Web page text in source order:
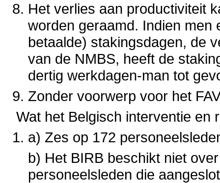
Het verlies aan productiviteit
worden geraamd. Indien men
betaalde) stakingsdagen, de
van de NMBS, heeft de
dertig werkdagen-man tot
Zonder voorwerp voor het
Wat het Belgisch interventie en
a) Zes op 172
b) Het BIRB beschikt niet
personeelsleden die